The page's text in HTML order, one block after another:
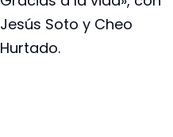
Jesús Soto y Cheo
Hurtado.